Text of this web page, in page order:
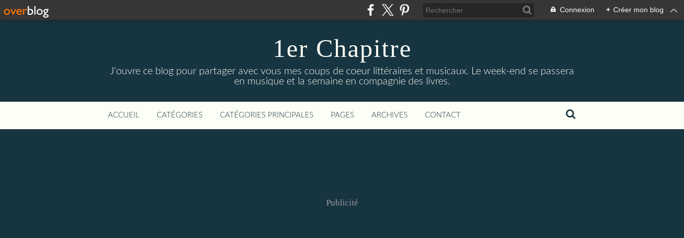
Connexion + Créer mon blog
1er Chapitre
J'ouvre ce blog pour partager avec vous mes coups de coeur littéraires et musicaux. Le week-end se passera
en musique et la semaine en compagnie des livres.
ACCUEIL CATÉGORIES CATÉGORIES PRINCIPALES PAGES ARCHIVES CONTACT
Publicité